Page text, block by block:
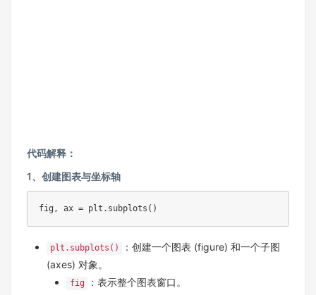
代码解释：
1、创建图表与坐标轴
fig, ax = plt.subplots()
plt.subplots()
：创建一个图表 (figure) 和一个子图
(axes) 对象。
fig ：表示整个图表窗口。